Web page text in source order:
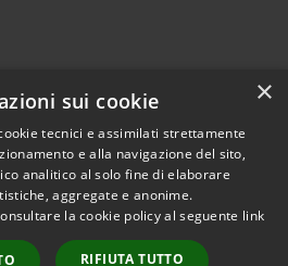
Dichiarazione di
accessibilità• Copyright ©
2021 • Comune di Mirano
• Powered by
×
sui cookie
tecnici e assimilati strettamente
e alla navigazione del sito,
analitico al solo fine di elaborare
aggregate e anonime.
la cookie policy al seguente link
RIFIUTA TUTTO